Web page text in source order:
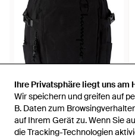
Ihre Privatsphäre liegt uns am
Wir speichern und greifen auf
B. Daten zum
auf Ihrem Gerät zu. Wenn Sie
die Tracking-Technologien
Ihre Privatsphäre liegt uns am
Wir speichern und greifen auf
B. Daten zum
auf Ihrem Gerät zu. Wenn Sie
die Tracking-Technologien
23,90 €
Champion
Rucksack - Schwarz